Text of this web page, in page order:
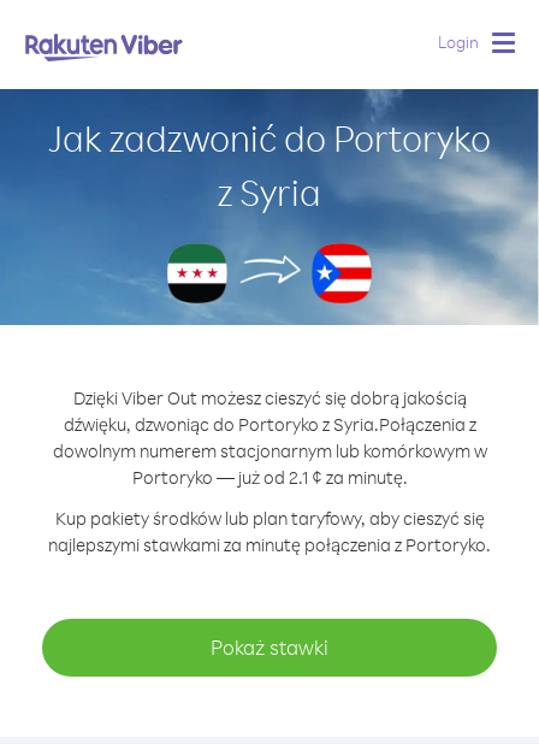
Login
Jak zadzwonić do Portoryko
z Syria
Dzięki Viber Out możesz cieszyć się dobrą jakością
dźwięku, dzwoniąc do Portoryko z Syria.Połączenia z
dowolnym numerem stacjonarnym lub komórkowym w
Portoryko — już od 2.1 ¢ za minutę.
Kup pakiety środków lub plan taryfowy, aby cieszyć się
najlepszymi stawkami za minutę połączenia z Portoryko.
Pokaż stawki